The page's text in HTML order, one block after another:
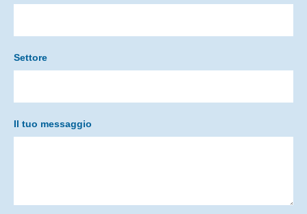
Settore
Il tuo messaggio